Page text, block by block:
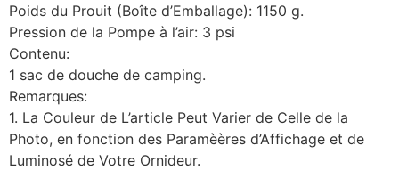
Poids du Prouit (Boîte d’Emballage): 1150 g.
Pression de la Pompe à l’air: 3 psi
Contenu:
1 sac de douche de camping.
Remarques:
1. La Couleur de L’article Peut Varier de Celle de la
Photo, en fonction des Paramèères d’Affichage et de
Luminosé de Votre Ornideur.